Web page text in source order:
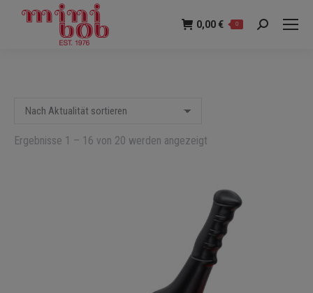
0,00 € 0 Suche:
Ergebnisse 1 – 16 von 20 werden angezeigt